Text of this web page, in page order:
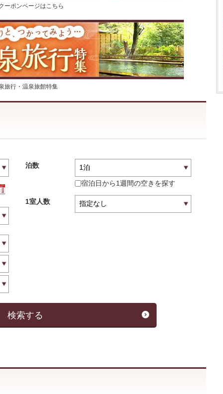
ーポンページはこちら
旅行・温泉旅館特集
泊数
宿泊日から1週間の空きを探す
1室人数